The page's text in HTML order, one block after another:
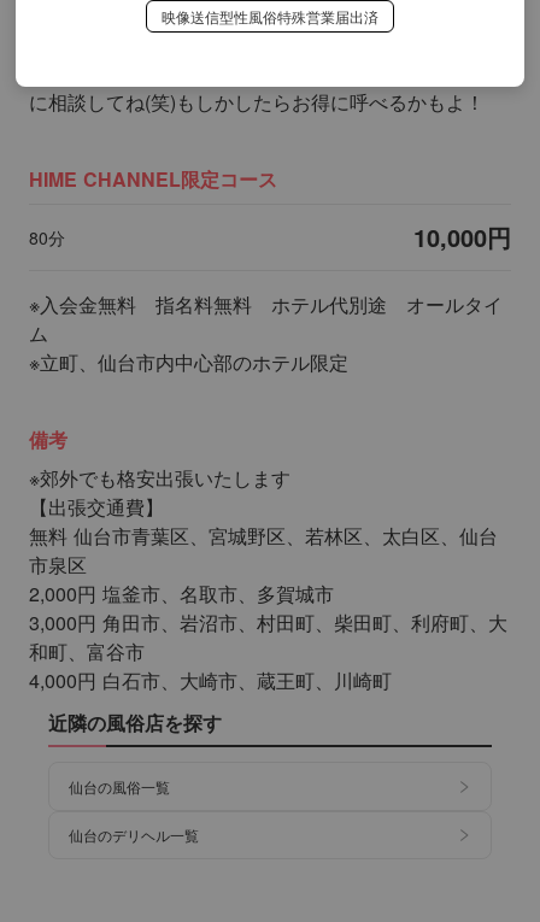
交通費コミのエリアは名取、多賀城、利府などが対象と
に相談してね(笑)もしかしたらお得に呼べるかもよ！
HIME CHANNEL限定コース
80分 10,000円
※入会金無料 指名料無料 ホテル代別途 オールタイ
ム
※立町、仙台市内中心部のホテル限定
備考
※郊外でも格安出張いたします
【出張交通費】
無料 仙台市青葉区、宮城野区、若林区、太白区、仙台
市泉区
2,000円 塩釜市、名取市、多賀城市
3,000円 角田市、岩沼市、村田町、柴田町、利府町、大
和町、富谷市
4,000円 白石市、大崎市、蔵王町、川崎町
近隣の風俗店を探す
仙台の風俗一覧
仙台のデリヘル一覧
映像送信型性風俗特殊営業届出済